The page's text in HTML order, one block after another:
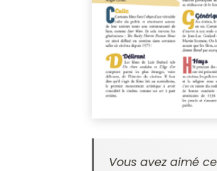
Vous avez aimé